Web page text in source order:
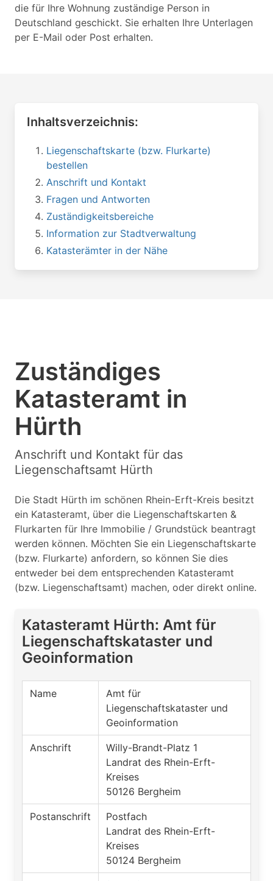
die für Ihre Wohnung zuständige Person in
Deutschland geschickt. Sie erhalten Ihre Unterlagen
per E-Mail oder Post erhalten.
Inhaltsverzeichnis:
Liegenschaftskarte (bzw. Flurkarte)
bestellen
Anschrift und Kontakt
Fragen und Antworten
Zuständigkeitsbereiche
Information zur Stadtverwaltung
Katasterämter in der Nähe
Zuständiges
Katasteramt in
Hürth
Anschrift und Kontakt für das
Liegenschaftsamt Hürth
Die Stadt Hürth im schönen Rhein-Erft-Kreis besitzt
ein Katasteramt, über die Liegenschaftskarten &
Flurkarten für Ihre Immobilie / Grundstück beantragt
werden können. Möchten Sie ein Liegenschaftskarte
(bzw. Flurkarte) anfordern, so können Sie dies
entweder bei dem entsprechenden Katasteramt
(bzw. Liegenschaftsamt) machen, oder direkt online.
Katasteramt Hürth: Amt für
Liegenschaftskataster und
Geoinformation
Name
Amt für
Liegenschaftskataster und
Geoinformation
Anschrift
Willy-Brandt-Platz 1
Landrat des Rhein-Erft-
Kreises
50126 Bergheim
Postanschrift
Postfach
Landrat des Rhein-Erft-
Kreises
50124 Bergheim